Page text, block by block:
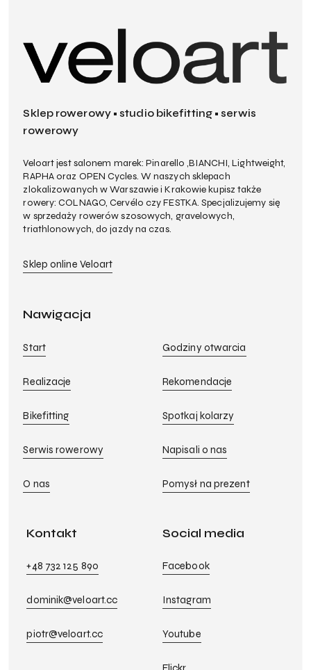
Sklep rowerowy • studio bikefitting • serwis
rowerowy
Veloart jest salonem marek: Pinarello ,BIANCHI, Lightweight,
RAPHA oraz OPEN Cycles. W naszych sklepach
zlokalizowanych w Warszawie i Krakowie kupisz także
rowery: COLNAGO, Cervélo czy FESTKA. Specjalizujemy się
w sprzedaży rowerów szosowych, gravelowych,
triathlonowych, do jazdy na czas.
Sklep online Veloart
Nawigacja
Start
Realizacje
Bikefitting
Serwis rowerowy
O nas
Godziny otwarcia
Rekomendacje
Spotkaj kolarzy
Napisali o nas
Pomysł na prezent
Kontakt
+48 732 125 890
dominik@veloart.cc
piotr@veloart.cc
Social media
Facebook
Instagram
Youtube